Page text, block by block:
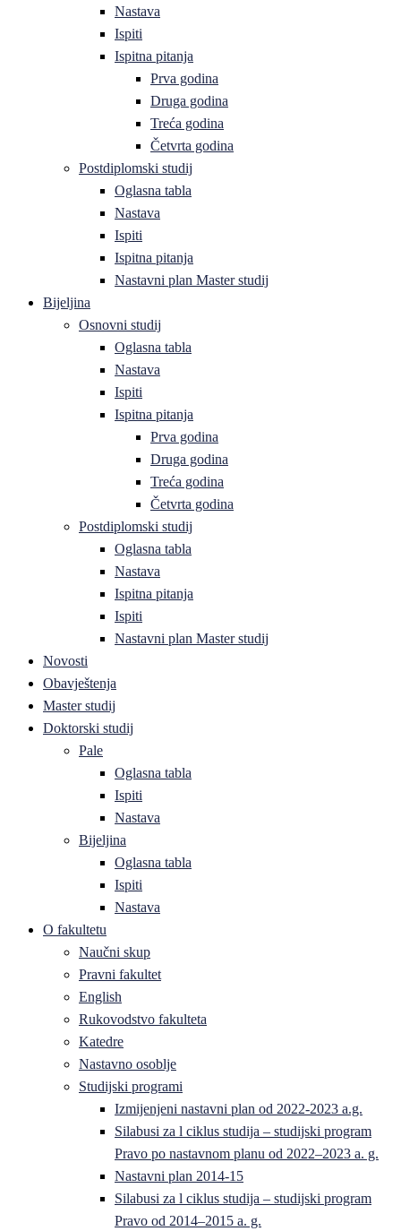
Nastava
Ispiti
Ispitna pitanja
Prva godina
Druga godina
Treća godina
Četvrta godina
Postdiplomski studij
Oglasna tabla
Nastava
Ispiti
Ispitna pitanja
Nastavni plan Master studij
Bijeljina
Osnovni studij
Oglasna tabla
Nastava
Ispiti
Ispitna pitanja
Prva godina
Druga godina
Treća godina
Četvrta godina
Postdiplomski studij
Oglasna tabla
Nastava
Ispitna pitanja
Ispiti
Nastavni plan Master studij
Novosti
Obavještenja
Master studij
Doktorski studij
Pale
Oglasna tabla
Ispiti
Nastava
Bijeljina
Oglasna tabla
Ispiti
Nastava
O fakultetu
Naučni skup
Pravni fakultet
English
Rukovodstvo fakulteta
Katedre
Nastavno osoblje
Studijski programi
Izmijenjeni nastavni plan od 2022-2023 a.g.
Silabusi za l ciklus studija – studijski program
Pravo po nastavnom planu od 2022–2023 a. g.
Nastavni plan 2014-15
Silabusi za l ciklus studija – studijski program
Pravo od 2014–2015 a. g.